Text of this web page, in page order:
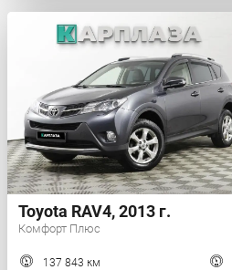
Toyota RAV4, 2013 г.
Комфорт Плюс
137 843 км